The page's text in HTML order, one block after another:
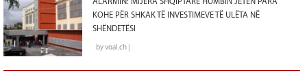
ALARMIN: MIJËRA SHQIPTARË HUMBIN JETËN PARA
KOHE PËR SHKAK TË INVESTIMEVE TË ULËTA NË
SHËNDETËSI
by voal.ch |